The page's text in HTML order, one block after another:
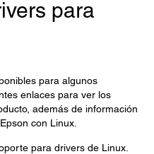
para
para algunos
enlaces para ver los
además de información
con Linux.
para drivers de Linux.